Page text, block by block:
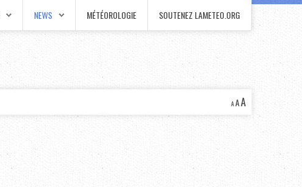
NEWS MÉTÉOROLOGIE SOUTENEZ LAMETEO.ORG
AAA